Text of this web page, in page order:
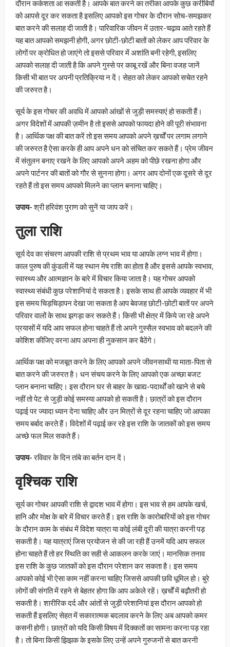
दौरान कर्कशता आ सकती है। आपके बात करने का तरीका आपके कुछ करीबियों
को आपसे दूर कर सकता है इसलिए आपको इस गोचर के दौरान सोच-समझकर
बात करने की सलाह दी जाती है। पारिवारिक जीवन में उतार-चढ़ाव आते रहते हैं
यह बात आपको समझनी होगी, अगर छोटी-छोटी बातों को लेकर आप परिवार के
लोगों पर क्रोधित हो जाएंगे तो इससे परिवार में अशांति बनी रहेगी, इसलिए
आपको सलाह दी जाती है कि अपने गुस्से पर काबू रखें और बिना वजह जानें
किसी भी बात पर अपनी प्रतिक्रिया न दें। सेहत को लेकर आपको सचेत रहने
की जरुरत है।
सूर्य के इस गोचर की अवधि में आपको आंखों से जुड़ी समस्याएं हो सकती हैं।
अगर विदेशों में आपकी ज़मीन है तो इससे आपको फायदा होने की पूरी संभावना
है। आर्थिक पक्ष की बात करें तो इस समय आपको अपने ख़र्चों पर लगाम लगाने
की जरुरत है ऐसा करके ही आप अपने धन को संचित कर सकते हैं। प्रेम जीवन
में संतुलन बनाए रखने के लिए आपको अपने अहम को पीछे रखना होगा और
अपने पार्टनर की बातों को गौर से सुनना होगा। अगर आप दोनों एक दूसरे से दूर
रहते हैं तो इस समय आपको मिलने का प्लान बनाना चाहिए।
उपाय-श्री हरिवंश पुराण को सुनें या जाप करें।
तुला राशि
सूर्य देव का संचरण आपकी राशि से प्रथम भाव या आपके लग्न भाव में होगा।
काल पुरुष की कुंडली में यह स्थान मेष राशि का होता है और इससे आपके स्वभाव,
स्वास्थ्य और आत्मज्ञान के बारे में विचार किया जाता है। यह गोचर आपको
स्वास्थ्य संबंधी कुछ परेशानियां दे सकता है। इसके साथ ही आपके व्यवहार में भी
इस समय चिड़चिड़ापन देखा जा सकता है आप बेवजह छोटी-छोटी बातों पर अपने
परिवार वालों के साथ झगड़ा कर सकते हैं। किसी भी क्षेत्र में किये जा रहे अपने
प्रयासों में यदि आप सफल होना चाहते हैं तो अपने गुस्सैल स्वभाव को बदलने की
कोशिश कीजिए वरना आप अपना ही नुकसान कर बैठेंगे।
आर्थिक पक्ष को मजबूत करने के लिए आपको अपने जीवनसाथी या माता-पिता से
बात करने की जरुरत है। धन संचय करने के लिए आपको एक अच्छा बजट
प्लान बनाना चाहिए। इस दौरान घर से बाहर के खाद्य-पदार्थों को खाने से बचे
नहीं तो पेट से जुड़ी कोई समस्या आपको हो सकती है। छात्रों को इस दौरान
पढ़ाई पर ज्यादा ध्यान देना चाहिए और उन मित्रों से दूर रहना चाहिए जो आपका
समय बर्बाद करते हैं। विदेशों में पढ़ाई कर रहे इस राशि के जातकों को इस समय
अच्छे फल मिल सकते हैं।
उपाय-रविवार के दिन तांबे का बर्तन दान दें।
वृश्चिक राशि
सूर्य का गोचर आपकी राशि से द्वादश भाव में होगा। इस भाव से हम आपके खर्च,
हानि और मोक्ष के बारे में विचार करते हैं। इस राशि के कारोबारियों को इस गोचर
के दौरान काम के संबंध में विदेश यात्रा या कोई लंबी दूरी की यात्रा करनी पड़
सकती है। यह यात्राएं जिस प्रयोजन से की जा रही हैं उनमें यदि आप सफल
होना चाहते हैं तो हर स्थिति का सही से आकलन करके जाएं। मानसिक तनाव
इस राशि के कुछ जातकों को इस दौरान परेशान कर सकता है। इस समय
आपको कोई भी ऐसा काम नहीं करना चाहिए जिससे आपकी छवि धूमिल हो। बुरे
लोगों की संगति में रहने से बेहतर होगा कि आप अकेले रहें। ख़र्चों में बढ़ौतरी हो
सकती है। शारीरिक दर्द और आंतों से जुड़ी परेशानियां इस दौरान आपको हो
सकती हैं इसलिए सेहत में सकारात्मक बदलाव करने के लिए अब आपको कमर
कसनी होगी। छात्रों को यदि किसी विषय में दिक्कतों का सामना करना पड़ रहा
है। तो बिना किसी झिझक के इसके लिए उन्हें अपने गुरुजनों से बात करनी